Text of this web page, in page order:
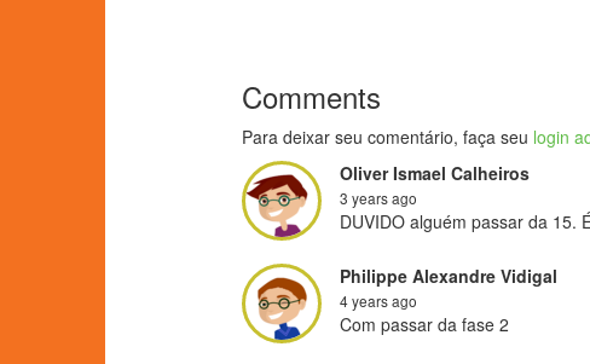
Comments
Para deixar seu comentário, faça seu login
Oliver Ismael Calheiros
3 years ago
DUVIDO alguém passar da 15.
Philippe Alexandre Vidigal
4 years ago
Com passar da fase 2